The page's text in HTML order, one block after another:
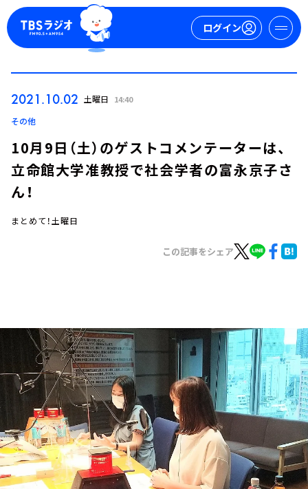
ログイン
イベント・グッズ
YouTube
会社情報
2021.10.02 土曜日 14:40
その他
10月9日（土）のゲストコメンテーターは、
立命館大学准教授で社会学者の富永京子さ
ん！
まとめて！土曜日
この記事をシェア